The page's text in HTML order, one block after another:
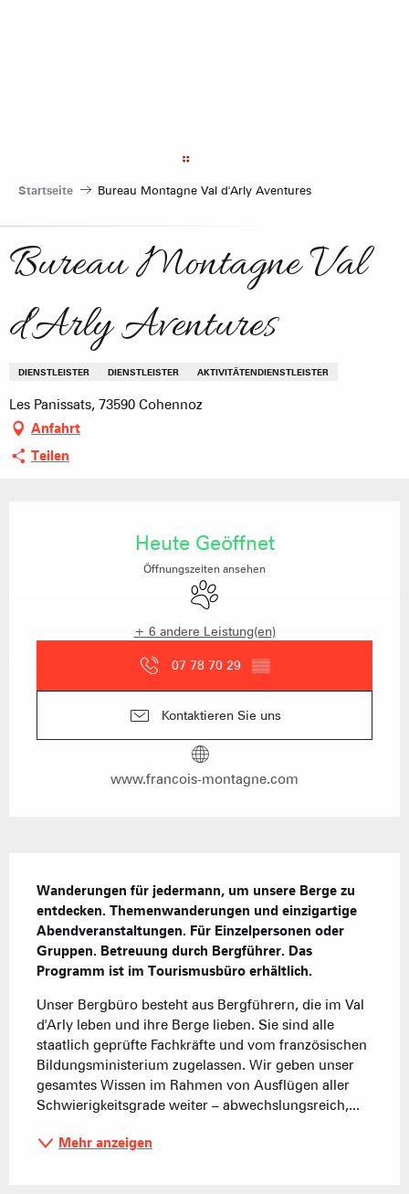
Startseite Bureau Montagne Val d'Arly Aventures
Bureau Montagne Val
d'Arly Aventures
DIENSTLEISTER DIENSTLEISTER AKTIVITÄTENDIENSTLEISTER
Les Panissats, 73590 Cohennoz
Anfahrt
Teilen
Heute Geöffnet
Öffnungszeiten ansehen
Tiere erlaubt
+ 6 andere Leistung(en)
07 78 70 29 ▒▒
Kontaktieren Sie uns
www.francois-montagne.com
Wanderungen für jedermann, um unsere Berge zu
entdecken. Themenwanderungen und einzigartige
Abendveranstaltungen. Für Einzelpersonen oder
Gruppen. Betreuung durch Bergführer. Das
Programm ist im Tourismusbüro erhältlich.
Unser Bergbüro besteht aus Bergführern, die im Val
d'Arly leben und ihre Berge lieben. Sie sind alle
staatlich geprüfte Fachkräfte und vom französischen
Bildungsministerium zugelassen. Wir geben unser
gesamtes Wissen im Rahmen von Ausflügen aller
Schwierigkeitsgrade weiter – abwechslungsreich,...
Mehr anzeigen